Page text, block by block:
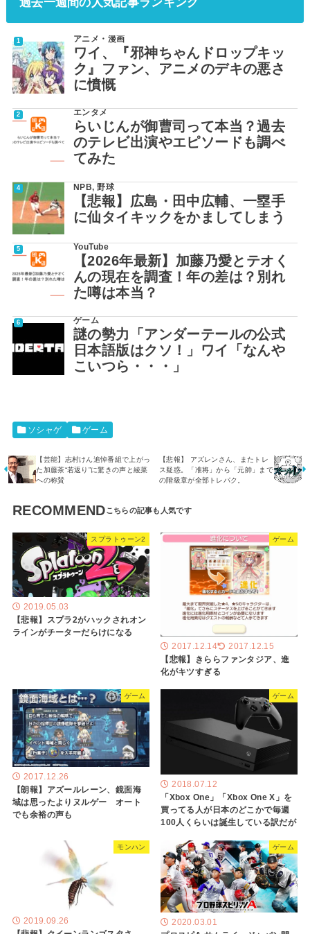
アニメ・漫画
ワイ、『邪神ちゃんドロップキッ
ク』ファン、アニメのデキの悪さ
に憤慨
エンタメ
らいじんが御曹司って本当？過去
のテレビ出演やエピソードも調べ
てみた
NPB,野球
【悲報】広島・田中広輔、一塁手
に仙タイキックをかましてしまう
YouTube
【2026年最新】加藤乃愛とテオく
んの現在を調査！年の差は？別れ
た噂は本当？
ゲーム
謎の勢力「アンダーテールの公式
日本語版はクソ！」ワイ「なんや
こいつら・・・」
ソシャゲ ゲーム
【芸能】志村けん追悼番組で上がっ
た加藤茶“若返り”に驚きの声と綾菜
への称賛
【悲報】 アズレンさん、またトレ
ス疑惑。「准将」から「元帥」まで
の階級章が全部トレパク。
RECOMMEND
スプラトゥーン2
2019.05.03
【悲報】スプラ2がハックされオン
ラインがチーターだらけになる
ゲーム
2017.12.14 2017.12.15
【悲報】きららファンタジア、進
化がキツすぎる
ゲーム
2017.12.26
【朗報】アズールレーン、鏡面海
域は思ったよりヌルゲー オート
でも余裕の声も
ゲーム
2018.07.12
「Xbox One」「Xbox One X」を
買ってる人が日本のどこかで毎週
100人くらいは誕生している訳だが
モンハン
2019.09.26
ゲーム
2020.03.01